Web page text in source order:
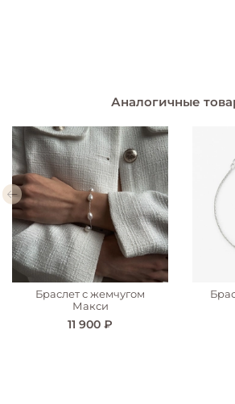
Аналогичные
Браслет с жемчугом
Макси
11 900 ₽